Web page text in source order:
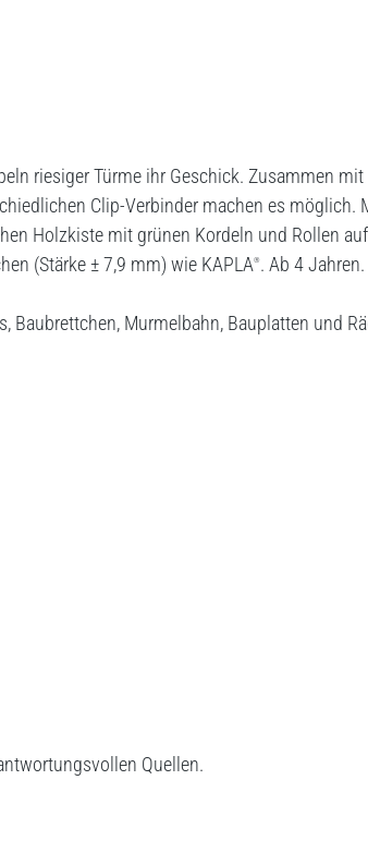
riesiger Türme ihr Geschick. Zusammen mit
Clip-Verbinder machen es
Holzkiste mit grünen Kordeln und Rollen
(Stärke ± 7,9 mm) wie KAPLA®. Ab 4 Jahren.
Baubrettchen, Murmelbahn, Bauplatten und
Quellen.